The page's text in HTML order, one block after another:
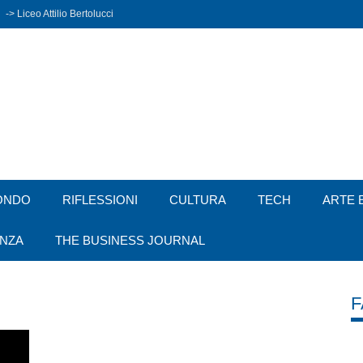
-> Liceo Attilio Bertolucci
RIFLESSIONI CULTURA TECH ARTE
THE BUSINESS JOURNAL